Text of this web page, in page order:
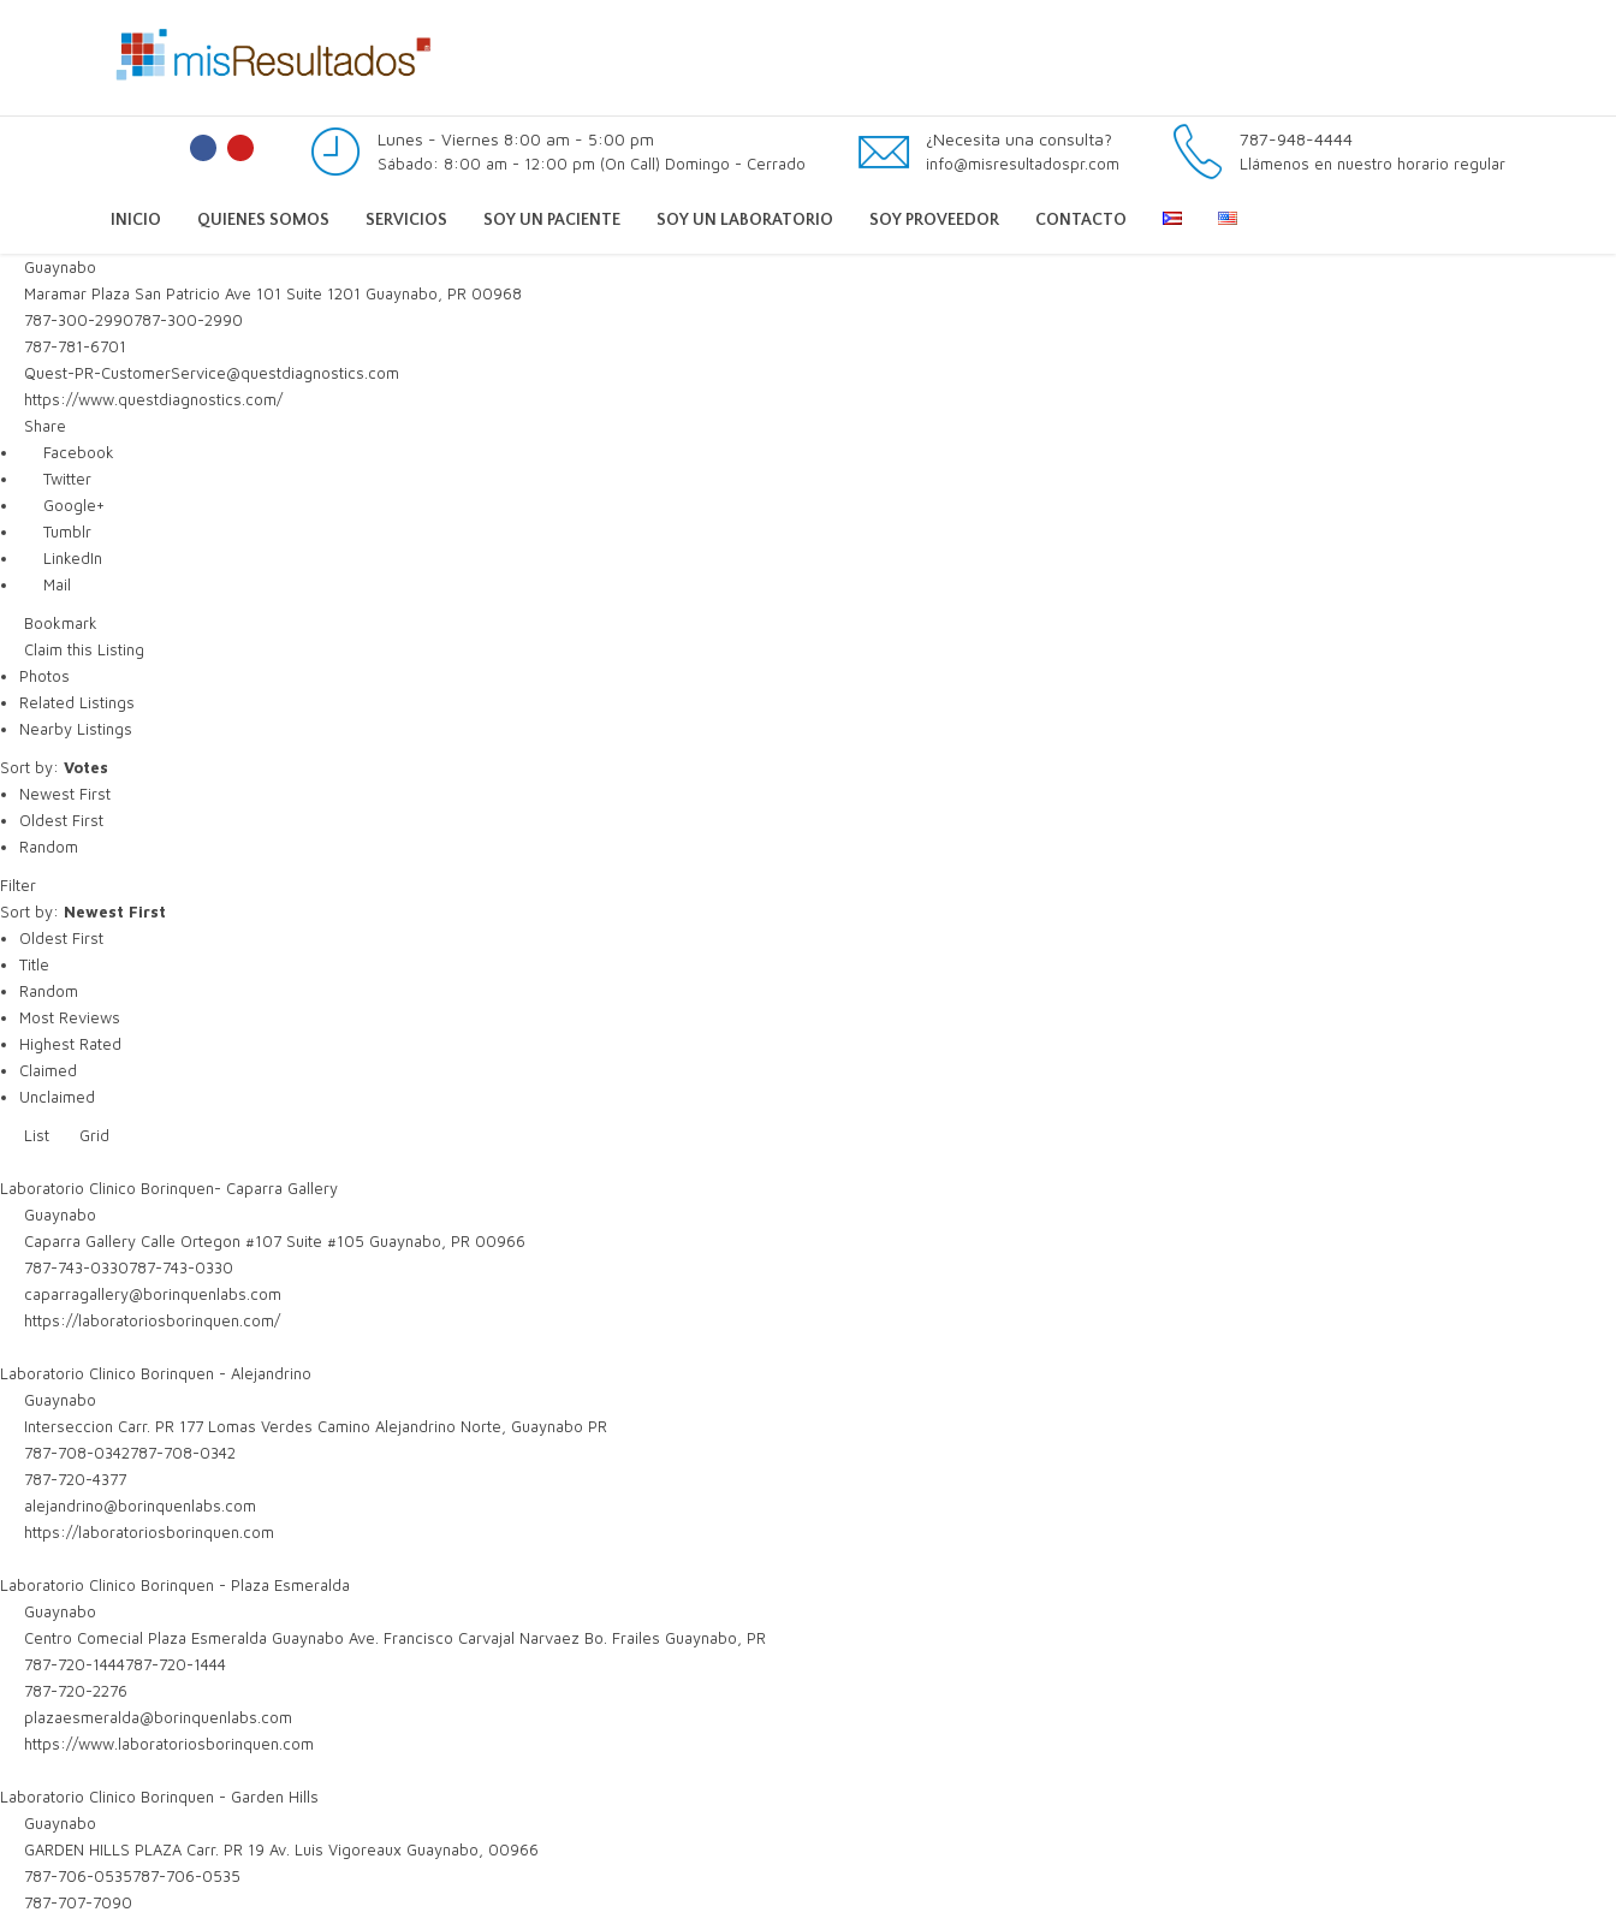
Lunes - Viernes 8:00 am - 5:00 pm
Sábado: 8:00 am - 12:00 pm (On Call) Domingo - Cerrado
¿Necesita una consulta?
info@misresultadospr.com
787-948-4444
Llámenos en nuestro horario regular
INICIO QUIENES SOMOS SERVICIOS SOY UN PACIENTE SOY UN LABORATORIO SOY PROVEEDOR CONTACTO
Guaynabo
Maramar Plaza San Patricio Ave 101 Suite 1201 Guaynabo, PR 00968
787-300-2990787-300-2990
787-781-6701
Quest-PR-CustomerService@questdiagnostics.com
https://www.questdiagnostics.com/
Share
Facebook
Twitter
Google+
Tumblr
LinkedIn
Mail
Bookmark
Claim this Listing
Photos
Related Listings
Nearby Listings
Sort by: Votes
Newest First
Oldest First
Random
Filter
Sort by: Newest First
Oldest First
Title
Random
Most Reviews
Highest Rated
Claimed
Unclaimed
List
Grid
Laboratorio Clinico Borinquen- Caparra Gallery
Guaynabo
Caparra Gallery Calle Ortegon #107 Suite #105 Guaynabo, PR 00966
787-743-0330787-743-0330
caparragallery@borinquenlabs.com
https://laboratoriosborinquen.com/
Laboratorio Clinico Borinquen - Alejandrino
Guaynabo
Interseccion Carr. PR 177 Lomas Verdes Camino Alejandrino Norte, Guaynabo PR
787-708-0342787-708-0342
787-720-4377
alejandrino@borinquenlabs.com
https://laboratoriosborinquen.com
Laboratorio Clinico Borinquen - Plaza Esmeralda
Guaynabo
Centro Comecial Plaza Esmeralda Guaynabo Ave. Francisco Carvajal Narvaez Bo. Frailes Guaynabo, PR
787-720-1444787-720-1444
787-720-2276
plazaesmeralda@borinquenlabs.com
https://www.laboratoriosborinquen.com
Laboratorio Clinico Borinquen - Garden Hills
Guaynabo
GARDEN HILLS PLAZA Carr. PR 19 Av. Luis Vigoreaux Guaynabo, 00966
787-706-0535787-706-0535
787-707-7090